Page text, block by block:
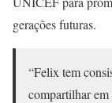
gerações futuras.
“Felix tem
compartilhar em